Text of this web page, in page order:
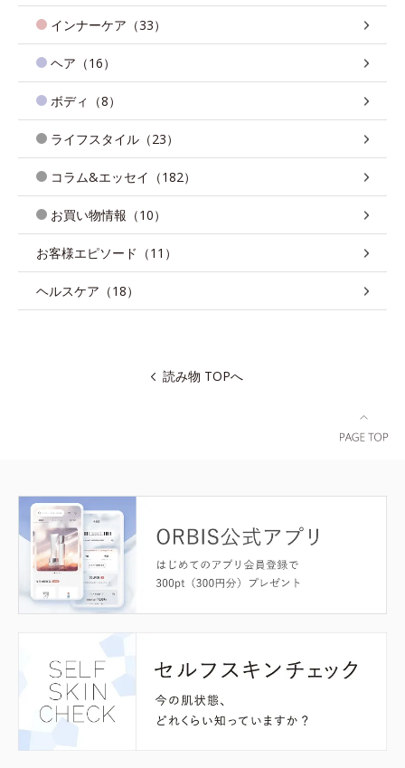
インナーケア（33）
ヘア（16）
ボディ（8）
ライフスタイル（23）
コラム&エッセイ（182）
お買い物情報（10）
お客様エピソード（11）
ヘルスケア（18）
読み物 TOPへ